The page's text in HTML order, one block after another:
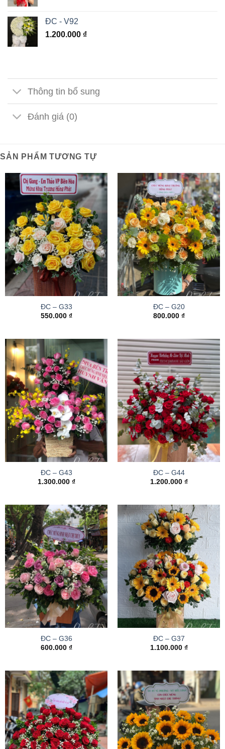
ĐC - V92
1.200.000 ₫
Thông tin bổ sung
Đánh giá (0)
SẢN PHẨM TƯƠNG TỰ
ĐC – G33
550.000 ₫
ĐC – G20
800.000 ₫
ĐC – G43
1.300.000 ₫
ĐC – G44
1.200.000 ₫
ĐC – G36
600.000 ₫
ĐC – G37
1.100.000 ₫